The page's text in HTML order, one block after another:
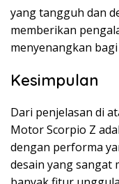
yang tangguh dan
memberikan
menyenangkan
Kesimpulan
Dari penjelasan di
Motor Scorpio Z
dengan performa
desain yang sangat